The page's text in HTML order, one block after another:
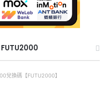
FUTU2000
兌換碼【FUTU2000】